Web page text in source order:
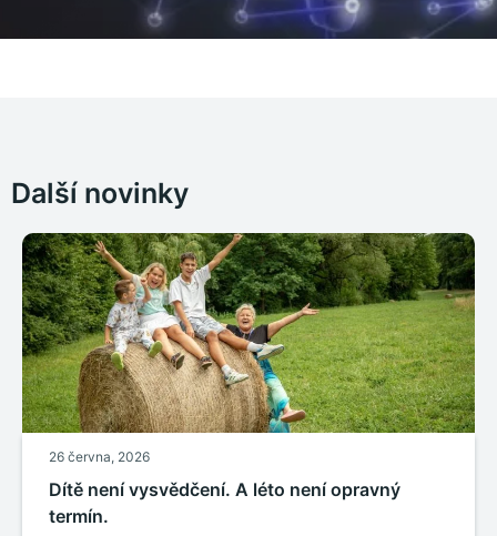
Další novinky
26 června, 2026
Dítě není vysvědčení. A léto není opravný
termín.